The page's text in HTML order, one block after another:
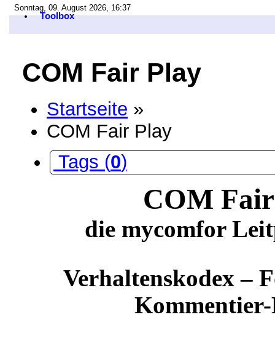
Sonntag, 09. August 2026, 16:37
Toolbox
COM Fair Play
Startseite »
COM Fair Play
Tags (0)
COM
die mycomfor
Verhaltenskodex –